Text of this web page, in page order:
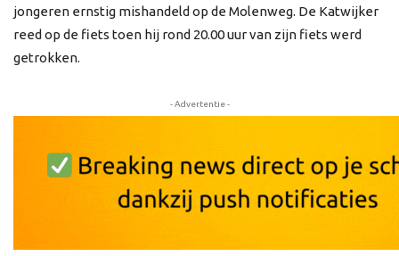
jongeren ernstig mishandeld op de Molenweg. De Katwijker
reed op de fiets toen hij rond 20.00 uur van zijn fiets werd
getrokken.
- Advertentie -